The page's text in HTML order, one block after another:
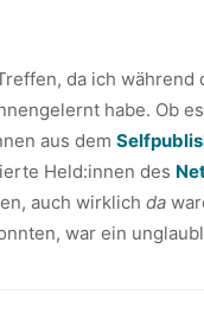
da ich während
habe. Ob
aus dem
Held:innen des
auch wirklich da
war ein